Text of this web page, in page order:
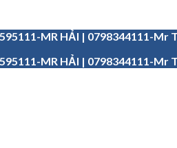
MR HẢI | 0798344111-
MR HẢI | 0798344111-